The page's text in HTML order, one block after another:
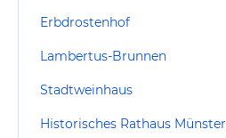
Erbdrostenhof
Lambertus-Brunnen
Stadtweinhaus
Historisches Rathaus Münster